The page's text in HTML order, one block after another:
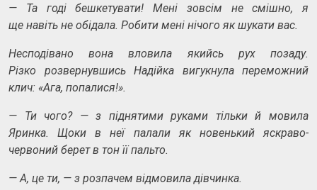
— Та годі бешкетувати! Мені зовсім не
смішно, я
ще навіть не обідала. Робити мені нічого як шукати вас.
Несподівано вона вловила якийсь рух позаду.
Різко розвернувшись Надійка вигукнула переможний
клич: «Ага, попалися!».
— Ти чого?—з піднятими руками тільки й мовила
Яринка.Щоки в неї палали як
новенький яскраво-
червоний берет в тон її пальто.
— А, це ти, — з розпачем відмовила дівчинка.